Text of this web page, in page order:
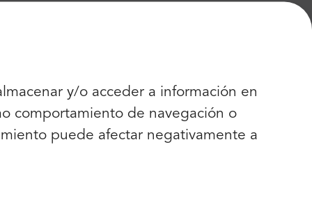
y/o acceder a información en
comportamiento de navegación o
puede afectar negativamente a